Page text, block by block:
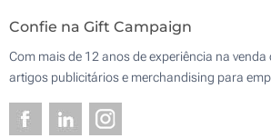
Confie na Gift Campaign
Com mais de 12 anos de experiência na
artigos publicitários e merchandising para